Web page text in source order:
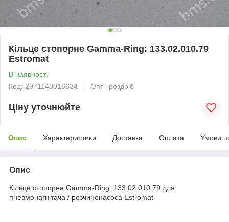
Кільце стопорне Gamma-Ring: 133.02.010.79
Estromat
В наявності
Код: 2971140016634
Опт і роздріб
Ціну уточнюйте
Опис Характеристики Доставка Оплата Умови
Опис
Кільце стопорне Gamma-Ring: 133.02.010.79 для
пневмонагнітача / розчинонасоса Estromat